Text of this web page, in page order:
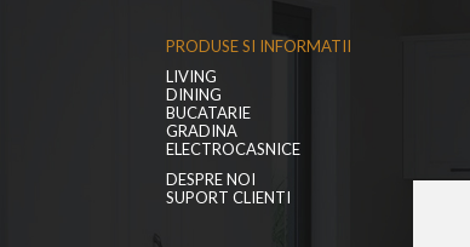
PRODUSE SI INFORMATII
LIVING
DINING
BUCATARIE
GRADINA
ELECTROCASNICE
DESPRE NOI
SUPORT CLIENTI